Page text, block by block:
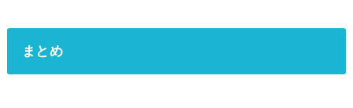
まとめ